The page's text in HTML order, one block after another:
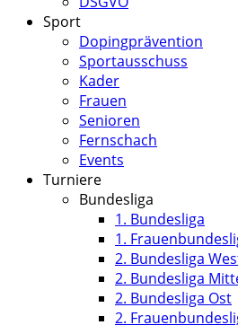
Sport
Dopingprävention
Sportausschuss
Kader
Frauen
Senioren
Fernschach
Events
Turniere
Bundesliga
1. Bundesliga
1.
2. Bundesliga
2. Bundesliga
2. Bundesliga Ost
2.